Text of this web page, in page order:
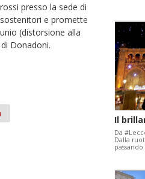
presso la sede di
e promette
(distorsione alla
Donadoni.
Il
Da
Dalla